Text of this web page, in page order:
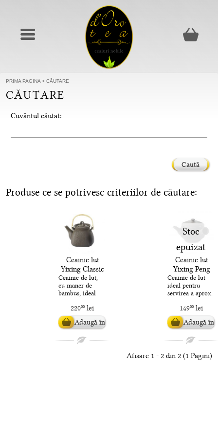
PRIMA PAGINA > CĂUTARE
CĂUTARE
Cuvântul căutat:
Caută
Produse ce se potrivesc criteriilor de căutare:
Ceainic lut
Yixing Classic
1500ml
Ceainic de lut,
cu maner de
bambus, ideal
aprox. 1500 ml
de ceai. ..
22000 lei
Adaugă în
coș
Stoc
epuizat
Ceainic lut
Yixing Peng
250ml
Ceainic de lut
ideal pentru
servirea a aprox.
14900 lei
Adaugă în
coș
Afisare 1 - 2 din 2 (1 Pagini)